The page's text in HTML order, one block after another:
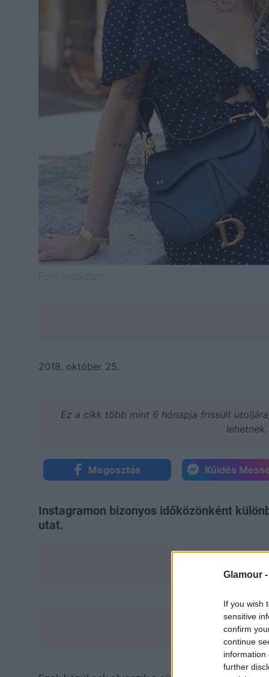
Glamour -
If you wish
sensitive
confirm
continue
information
further
2018. október 25.
Ez a cikk több mint 6 hónapja frissült
lehetnek.
Megosztás Küldés
Instagramon bizonyos időközönként
utat.